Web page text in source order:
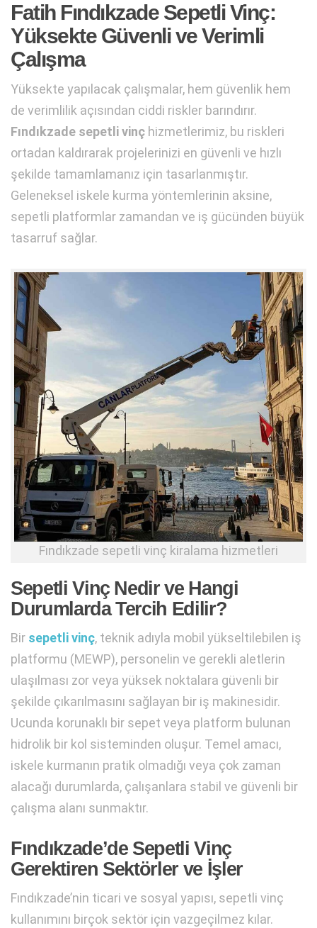
Fatih Fındıkzade Sepetli Vinç:
Yüksekte Güvenli ve Verimli
Çalışma
Yüksekte yapılacak çalışmalar, hem güvenlik hem
de verimlilik açısından ciddi riskler barındırır.
Fındıkzade sepetli vinç hizmetlerimiz, bu riskleri
ortadan kaldırarak projelerinizi en güvenli ve hızlı
şekilde tamamlamanız için tasarlanmıştır.
Geleneksel iskele kurma yöntemlerinin aksine,
sepetli platformlar zamandan ve iş gücünden büyük
tasarruf sağlar.
Fındıkzade sepetli vinç kiralama hizmetleri
Sepetli Vinç Nedir ve Hangi
Durumlarda Tercih Edilir?
Bir sepetli vinç, teknik adıyla mobil yükseltilebilen iş
platformu (MEWP), personelin ve gerekli aletlerin
ulaşılması zor veya yüksek noktalara güvenli bir
şekilde çıkarılmasını sağlayan bir iş makinesidir.
Ucunda korunaklı bir sepet veya platform bulunan
hidrolik bir kol sisteminden oluşur. Temel amacı,
iskele kurmanın pratik olmadığı veya çok zaman
alacağı durumlarda, çalışanlara stabil ve güvenli bir
çalışma alanı sunmaktır.
Fındıkzade’de Sepetli Vinç
Gerektiren Sektörler ve İşler
Fındıkzade’nin ticari ve sosyal yapısı, sepetli vinç
kullanımını birçok sektör için vazgeçilmez kılar.